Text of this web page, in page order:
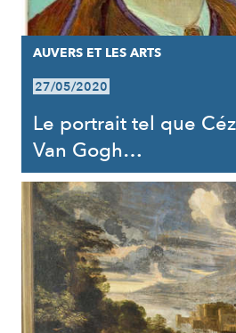
AUVERS ET LES ARTS
27/05/2020
Le portrait tel que
Van Gogh…